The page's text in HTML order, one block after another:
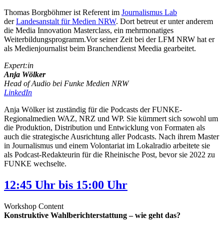
Thomas Borgböhmer ist Referent im Journalismus Lab
derLandesanstalt für Medien NRW. Dort betreut er unter anderem
die Media Innovation Masterclass, ein mehrmonatiges
Weiterbildungsprogramm.Vor seiner Zeit bei der LFM NRW hat er
als Medienjournalist beim Branchendienst Meedia gearbeitet.
Expert:in
Anja Wölker
Head of Audio bei Funke Medien NRW
LinkedIn
Anja Wölker ist zuständig für die Podcasts der FUNKE-
Regionalmedien WAZ, NRZ und WP. Sie kümmert sich sowohl um
die Produktion, Distribution und Entwicklung von Formaten als
auch die strategische Ausrichtung aller Podcasts. Nach ihrem Master
in Journalismus und einem Volontariat im Lokalradio arbeitete sie
als Podcast-Redakteurin für die Rheinische Post, bevor sie 2022 zu
FUNKE wechselte.
12:45 Uhr bis 15:00 Uhr
Workshop Content
Konstruktive Wahlberichterstattung – wie geht das?